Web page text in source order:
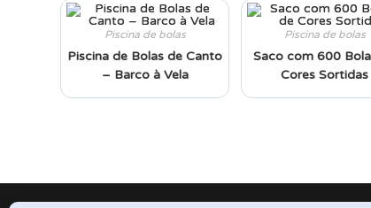
Piscina de bolas
Piscina de Bolas de Canto
– Barco à Vela
Piscina de bolas
Saco com 600
Cores Sortidas